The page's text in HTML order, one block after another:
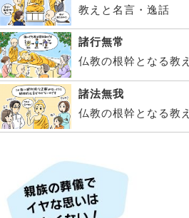
教えと名言・逸話
諸行無常
仏教の根幹となる教え
諸法無我
仏教の根幹となる教え